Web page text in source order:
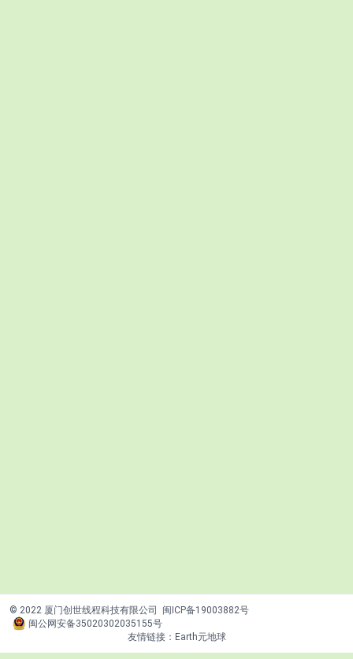
© 2022 厦门创世线程科技有限公司
闽ICP备19003882号
闽公网安备35020302035155号
友情链接： Earth元地球